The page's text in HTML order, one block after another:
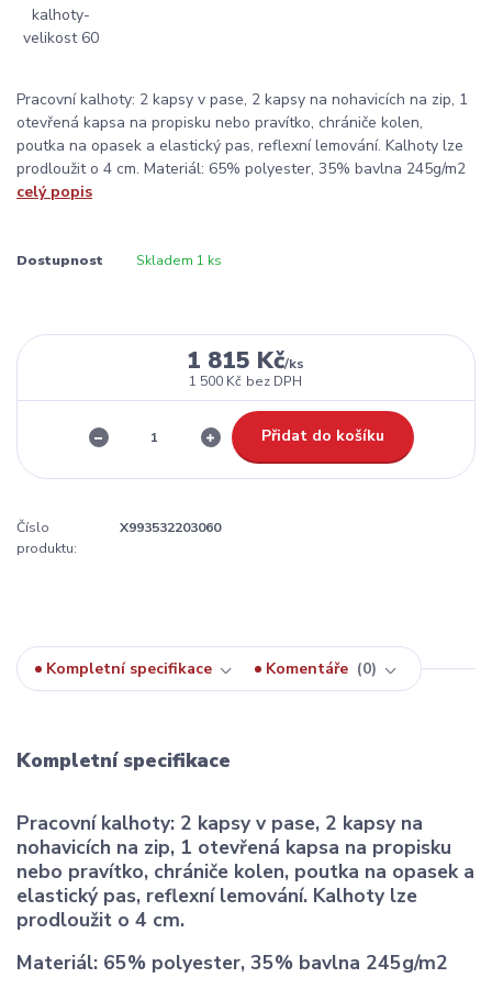
Pracovní kalhoty: 2 kapsy v pase, 2 kapsy na nohavicích na zip, 1
otevřená kapsa na propisku nebo pravítko, chrániče kolen,
poutka na opasek a elastický pas, reflexní lemování. Kalhoty lze
prodloužit o 4 cm. Materiál: 65% polyester, 35% bavlna 245g/m2
celý popis
Dostupnost Skladem 1 ks
1 815 Kč/ks
1 500 Kč bez DPH
Přidat do košíku
Číslo
produktu:
X993532203060
Kompletní specifikace Komentáře 0
Kompletní specifikace
Pracovní kalhoty: 2 kapsy v pase, 2 kapsy na
nohavicích na zip, 1 otevřená kapsa na propisku
nebo pravítko, chrániče kolen, poutka na opasek a
elastický pas, reflexní lemování. Kalhoty lze
prodloužit o 4 cm.
Materiál: 65% polyester, 35% bavlna 245g/m2